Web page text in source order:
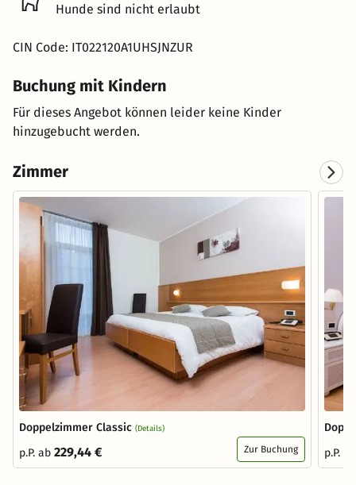
Hunde sind nicht erlaubt
CIN Code: IT022120A1UHSJNZUR
Buchung mit Kindern
Für dieses Angebot können leider keine Kinder
hinzugebucht werden.
Zimmer
Doppelzimmer Classic (Details)
p.P. ab 229,44 € Zur Buchung
p.P.